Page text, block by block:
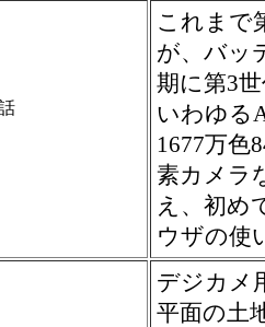
これまで
が、バッ
期に第3
いわゆる
1677万色
素カメラ
え、初め
ウザの使
デジカメ
平面の土